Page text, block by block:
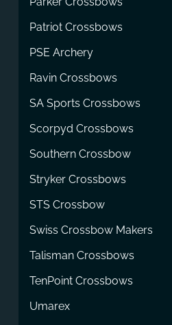
Patriot Crossbows
PSE Archery
Ravin Crossbows
SA Sports Crossbows
Scorpyd Crossbows
Southern Crossbow
Stryker Crossbows
STS Crossbow
Swiss Crossbow Makers
Talisman Crossbows
TenPoint Crossbows
Umarex